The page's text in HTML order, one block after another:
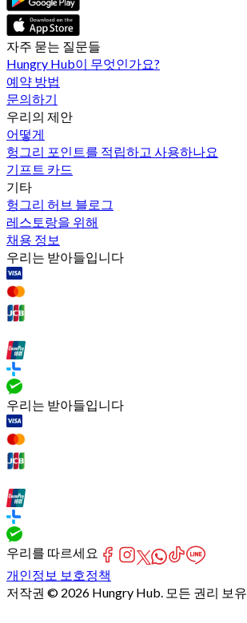
자주 묻는 질문들
Hungry Hub이 무엇인가요?
예약 방법
문의하기
우리의 제안
어떻게
헝그리 포인트를 적립하고 사용하나요
기프트 카드
기타
헝그리 허브 블로그
레스토랑을 위해
채용 정보
우리는 받아들입니다
우리는 받아들입니다
우리를 따르세요
개인정보 보호정책
저작권 © 2026 Hungry Hub. 모든 권리 보유.